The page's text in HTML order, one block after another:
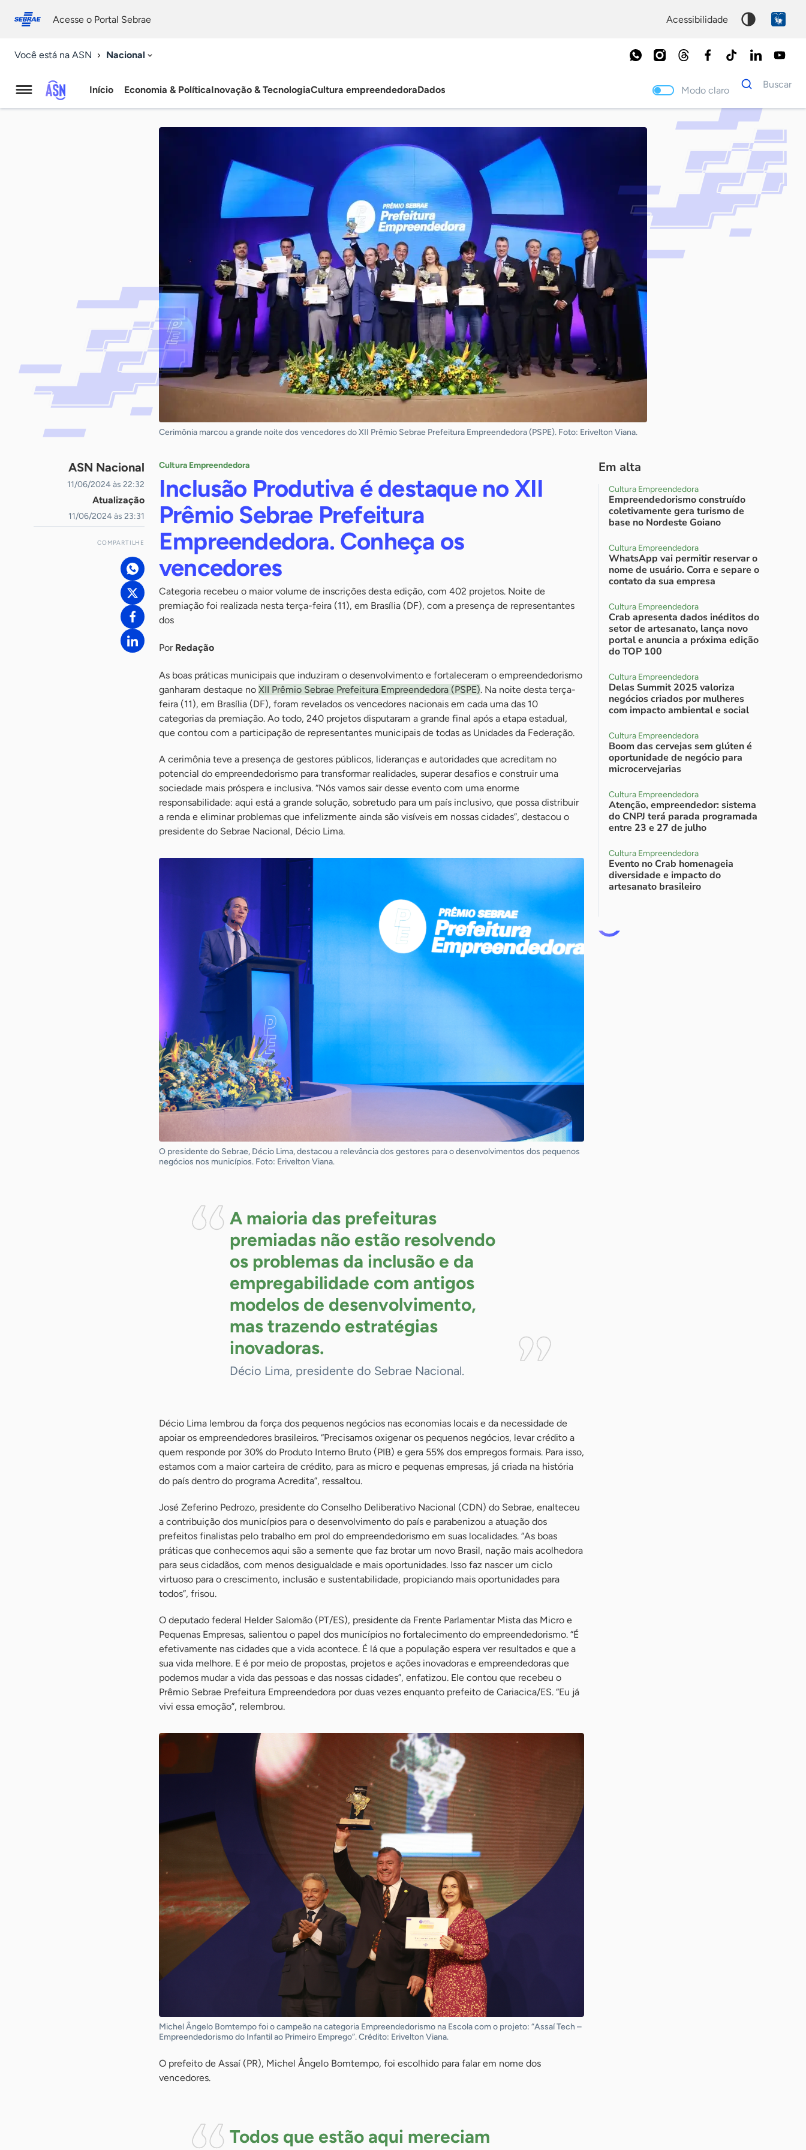
conosco
Acesse o Portal Sebrae acessibilidade
Você está na ASN Nacional
Agência
Início Economia & PolíticaInovação & TecnologiaCultura empreendedoraDados Modo claro
Dados
para
Buscar
Palavra
chave
Cerimônia marcou a grande noite dos vencedores do XII Prêmio Sebrae Prefeitura Empreendedora (PSPE). Foto: Erivelton Viana.
ASN Nacional
11/06/2024 às 22:32
Atualização
11/06/2024 às 23:31
COMPARTILHE
Cultura Empreendedora
Inclusão Produtiva é destaque no XII
Prêmio Sebrae Prefeitura
Empreendedora. Conheça os
vencedores
Categoria recebeu o maior volume de inscrições desta edição, com 402 projetos. Noite de
premiação foi realizada nesta terça-feira (11), em Brasília (DF), com a presença de representantes
dos
Por Redação
As boas práticas municipais que induziram o desenvolvimento e fortaleceram o empreendedorismo
ganharam destaque no XII Prêmio Sebrae Prefeitura Empreendedora (PSPE). Na noite desta terça-
feira (11), em Brasília (DF), foram revelados os vencedores nacionais em cada uma das 10
categorias da premiação. Ao todo, 240 projetos disputaram a grande final após a etapa estadual,
que contou com a participação de representantes municipais de todas as Unidades da Federação.
A cerimônia teve a presença de gestores públicos, lideranças e autoridades que acreditam no
potencial do empreendedorismo para transformar realidades, superar desafios e construir uma
sociedade mais próspera e inclusiva. “Nós vamos sair desse evento com uma enorme
responsabilidade: aqui está a grande solução, sobretudo para um país inclusivo, que possa distribuir
a renda e eliminar problemas que infelizmente ainda são visíveis em nossas cidades”, destacou o
presidente do Sebrae Nacional, Décio Lima.
O presidente do Sebrae, Décio Lima, destacou a relevância dos gestores para o desenvolvimentos dos pequenos
negócios nos municípios. Foto: Erivelton Viana.
A maioria das prefeituras
premiadas não estão resolvendo
os problemas da inclusão e da
empregabilidade com antigos
modelos de desenvolvimento,
mas trazendo estratégias
inovadoras.
Décio Lima, presidente do Sebrae Nacional.
Décio Lima lembrou da força dos pequenos negócios nas economias locais e da necessidade de
apoiar os empreendedores brasileiros. “Precisamos oxigenar os pequenos negócios, levar crédito a
quem responde por 30% do Produto Interno Bruto (PIB) e gera 55% dos empregos formais. Para isso,
estamos com a maior carteira de crédito, para as micro e pequenas empresas, já criada na história
do país dentro do programa Acredita”, ressaltou.
José Zeferino Pedrozo, presidente do Conselho Deliberativo Nacional (CDN) do Sebrae, enalteceu
a contribuição dos municípios para o desenvolvimento do país e parabenizou a atuação dos
prefeitos finalistas pelo trabalho em prol do empreendedorismo em suas localidades. “As boas
práticas que conhecemos aqui são a semente que faz brotar um novo Brasil, nação mais acolhedora
para seus cidadãos, com menos desigualdade e mais oportunidades. Isso faz nascer um ciclo
virtuoso para o crescimento, inclusão e sustentabilidade, propiciando mais oportunidades para
todos”, frisou.
O deputado federal Helder Salomão (PT/ES), presidente da Frente Parlamentar Mista das Micro e
Pequenas Empresas, salientou o papel dos municípios no fortalecimento do empreendedorismo. “É
efetivamente nas cidades que a vida acontece. É lá que a população espera ver resultados e que a
sua vida melhore. E é por meio de propostas, projetos e ações inovadoras e empreendedoras que
podemos mudar a vida das pessoas e das nossas cidades”, enfatizou. Ele contou que recebeu o
Prêmio Sebrae Prefeitura Empreendedora por duas vezes enquanto prefeito de Cariacica/ES. “Eu já
vivi essa emoção”, relembrou.
Michel Ângelo Bomtempo foi o campeão na categoria Empreendedorismo na Escola com o projeto: “Assaí Tech –
Empreendedorismo do Infantil ao Primeiro Emprego”. Crédito: Erivelton Viana.
O prefeito de Assaí (PR), Michel Ângelo Bomtempo, foi escolhido para falar em nome dos
vencedores.
Todos que estão aqui mereciam
Em alta
Cultura Empreendedora
Empreendedorismo construído
coletivamente gera turismo de
base no Nordeste Goiano
Cultura Empreendedora
WhatsApp vai permitir reservar o
nome de usuário. Corra e separe o
contato da sua empresa
Cultura Empreendedora
Crab apresenta dados inéditos do
setor de artesanato, lança novo
portal e anuncia a próxima edição
do TOP 100
Cultura Empreendedora
Delas Summit 2025 valoriza
negócios criados por mulheres
com impacto ambiental e social
Cultura Empreendedora
Boom das cervejas sem glúten é
oportunidade de negócio para
microcervejarias
Cultura Empreendedora
Atenção, empreendedor: sistema
do CNPJ terá parada programada
entre 23 e 27 de julho
Cultura Empreendedora
Evento no Crab homenageia
diversidade e impacto do
artesanato brasileiro